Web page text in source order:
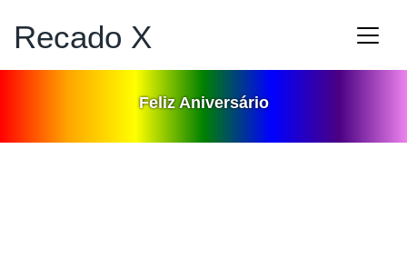
Recado X
Feliz Aniversário